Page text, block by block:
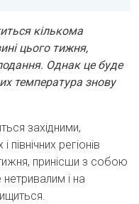
кількома
цього тижня,
Однак це буде
температура знову
західними,
регіонів
принісши з собою
і на